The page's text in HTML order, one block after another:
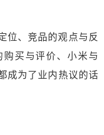
位、竞品的观点与反
买与评价、小米与
成为了业内热议的话